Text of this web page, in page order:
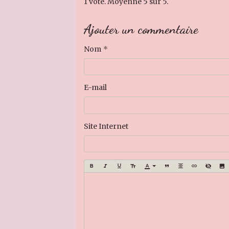
Ajouter un commentaire
Nom
E-mail
Site Internet